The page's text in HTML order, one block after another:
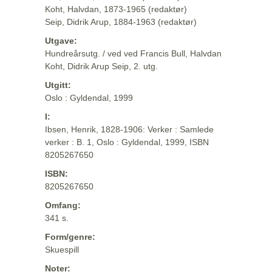
Koht, Halvdan, 1873-1965 (redaktør)
Seip, Didrik Arup, 1884-1963 (redaktør)
Utgave:
Hundreårsutg. / ved ved Francis Bull, Halvdan
Koht, Didrik Arup Seip, 2. utg.
Utgitt:
Oslo : Gyldendal, 1999
I:
Ibsen, Henrik, 1828-1906: Verker : Samlede
verker : B. 1, Oslo : Gyldendal, 1999, ISBN
8205267650
ISBN:
8205267650
Omfang:
341 s.
Form/genre:
Skuespill
Noter: